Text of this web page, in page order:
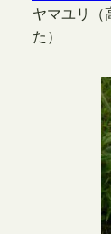
ヤマユリ（
た）